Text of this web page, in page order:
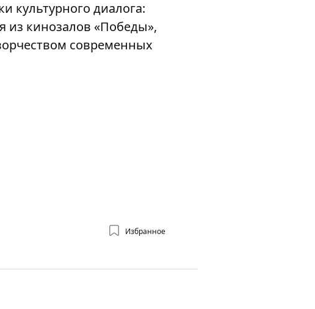
культурного диалога:
из кинозалов «Победы»,
современных
Избранное